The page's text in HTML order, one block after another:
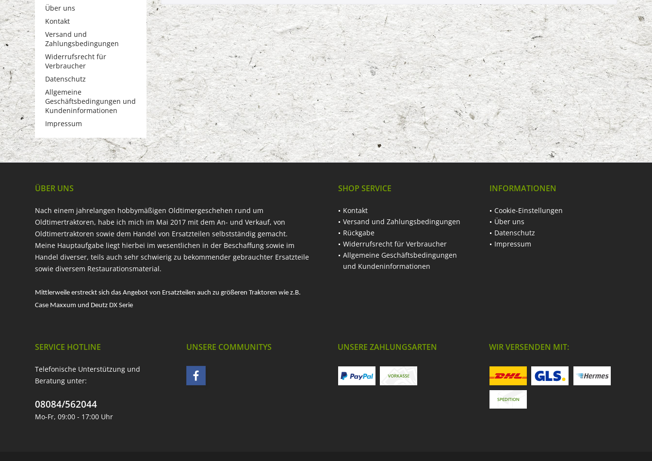
Über uns
Kontakt
Versand und
Zahlungsbedingungen
Widerrufsrecht für
Verbraucher
Datenschutz
Allgemeine
Geschäftsbedingungen und
Kundeninformationen
Impressum
ÜBER UNS
Nach einem jahrelangen hobbymäßigen Oldtimergeschehen rund um
Oldtimertraktoren, habe ich mich im Mai 2017 mit dem An- und Verkauf, von
Oldtimertraktoren sowie dem Handel von Ersatzteilen selbstständig gemacht.
Meine Hauptaufgabe liegt hierbei im wesentlichen in der Beschaffung sowie im
Handel diverser, teils auch sehr schwierig zu bekommender gebrauchter Ersatzteile
sowie diversem Restaurationsmaterial.
Mittlerweile erstreckt sich das Angebot von Ersatzteilen auch zu größeren Traktoren wie z.B.
Case Maxxum und Deutz DX Serie
SHOP SERVICE
Kontakt
Versand und Zahlungsbedingungen
Rückgabe
Widerrufsrecht für Verbraucher
Allgemeine Geschäftsbedingungen
und Kundeninformationen
INFORMATIONEN
Cookie-Einstellungen
Über uns
Datenschutz
Impressum
SERVICE HOTLINE
Telefonische Unterstützung und
Beratung unter:
08084/562044
Mo-Fr, 09:00 - 17:00 Uhr
UNSERE COMMUNITYS UNSERE ZAHLUNGSARTEN WIR VERSENDEN MIT: